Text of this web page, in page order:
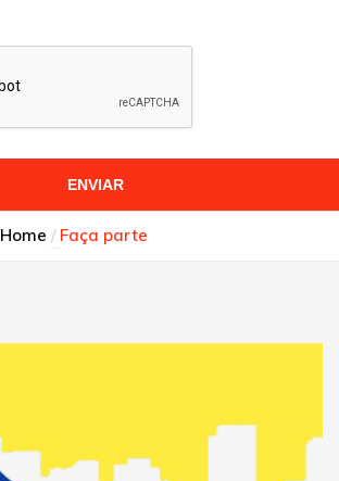
ENVIAR
Home Faça parte